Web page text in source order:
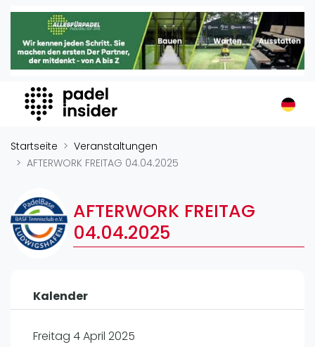
Padel Insider
Home
Organisationen
Buchungssysteme
Padel-Shops
Padel-Marken
Verschiedenes
Veranstaltungen
Playtomic
Ranking
Startseite
Veranstaltungen
AFTERWORK FREITAG 04.04.2025
AFTERWORK FREITAG
04.04.2025
Kalender
Freitag 4 April 2025